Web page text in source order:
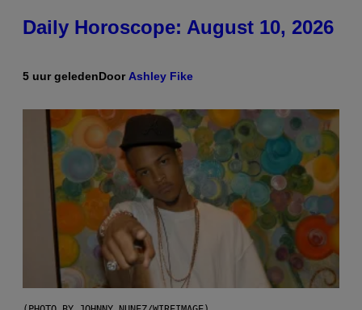
Daily Horoscope: August 10, 2026
5 uur geledenDoor Ashley Fike